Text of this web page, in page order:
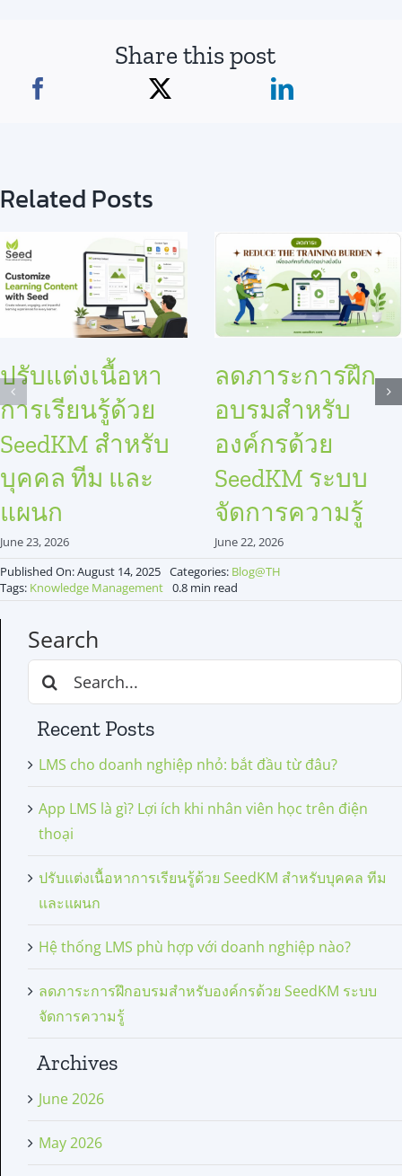
Share this post
Related Posts
ปรับแต่งเนื้อหา
การเรียนรู้ด้วย
SeedKM สำหรับ
บุคคล ทีม และ
แผนก
June 23, 2026
ลดภาระการฝึก
อบรมสำหรับ
องค์กรด้วย
SeedKM ระบบ
จัดการความรู้
June 22, 2026
Published On: August 14, 2025 Categories: Blog@TH
Tags: Knowledge Management 0.8 min read
Search
Search
for:
Recent Posts
LMS cho doanh nghiệp nhỏ: bắt đầu từ đâu?
App LMS là gì? Lợi ích khi nhân viên học trên điện
thoại
ปรับแต่งเนื้อหาการเรียนรู้ด้วย SeedKM สำหรับบุคคล ทีม
และแผนก
Hệ thống LMS phù hợp với doanh nghiệp nào?
ลดภาระการฝึกอบรมสำหรับองค์กรด้วย SeedKM ระบบ
จัดการความรู้
Archives
June 2026
May 2026